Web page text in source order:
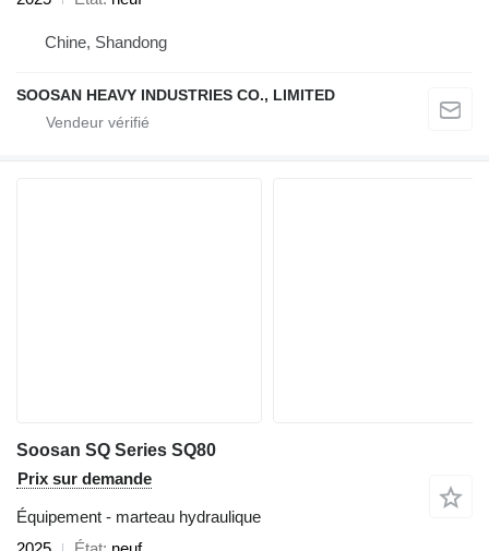
Chine, Shandong
SOOSAN HEAVY INDUSTRIES CO., LIMITED
Soosan SQ Series SQ80
Prix sur demande
Équipement - marteau hydraulique